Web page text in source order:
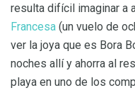
resulta difícil imaginar a
Francesa (un vuelo de
ver la joya que es Bora
noches allí y ahorra al
playa en uno de los